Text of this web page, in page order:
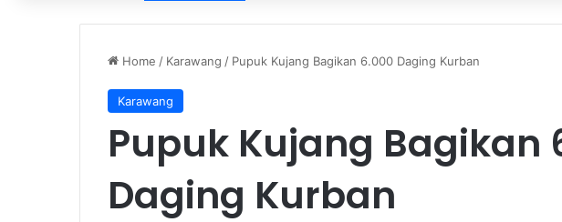
Home / Karawang / Pupuk Kujang Bagikan 6.000 Daging Kurban
Karawang
Pupuk Kujang Bagikan
Daging Kurban